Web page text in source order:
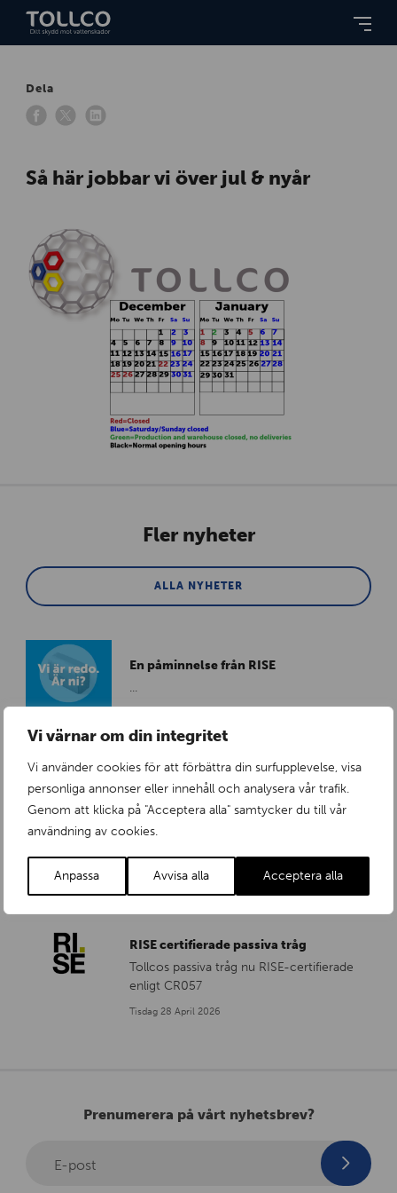
Vi värnar om din integritet
Vi använder cookies för att förbättra din surfupplevelse, visa
personliga annonser eller innehåll och analysera vår trafik.
Genom att klicka på "Acceptera alla" samtycker du till vår
användning av cookies.
Anpassa Avvisa alla Acceptera alla
Dela
Så här jobbar vi över jul & nyår
Fler nyheter
ALLA NYHETER
En påminnelse från RISE
...
RISE certifierade insatser
Tollcos passiva tråg nu RISE-certifierade
enligt CR057
Torsdag 28 Maj 2026
RISE certifierade passiva tråg
Tollcos passiva tråg nu RISE-certifierade
enligt CR057
Tisdag 28 April 2026
Prenumerera på vårt nyhetsbrev?
E-post